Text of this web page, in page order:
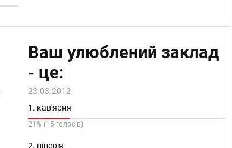
Ваш улюблений заклад
- це:
23.03.2012
1. кав'ярня
21% (15 голосів)
2. піцерія